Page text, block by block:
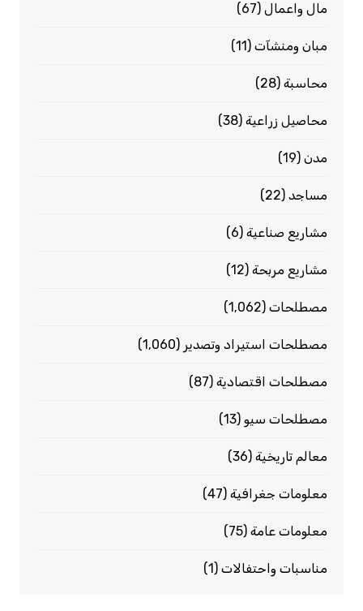
مال واعمال(67)
مبان ومنشآت(11)
محاسبة(28)
محاصيل زراعية(38)
مدن(19)
مساجد(22)
مشاريع صناعية(6)
مشاريع مربحة(12)
مصطلحات(1٬062)
مصطلحات استيراد وتصدير (1٬060)
مصطلحات اقتصادية(87)
مصطلحات سيو(13)
معالم تاريخية(36)
معلومات جغرافية(47)
معلومات عامة(75)
مناسبات واحتفالات(1)